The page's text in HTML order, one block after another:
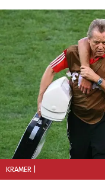
KRAMER